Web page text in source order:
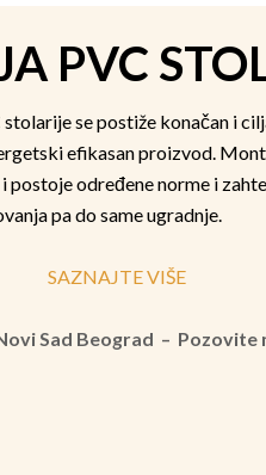
PVC
se postiže konačan i
efikasan proizvod.
postoje određene norme i
pa do same ugradnje.
SAZNAJTE VIŠE
Sad Beograd – Pozovite